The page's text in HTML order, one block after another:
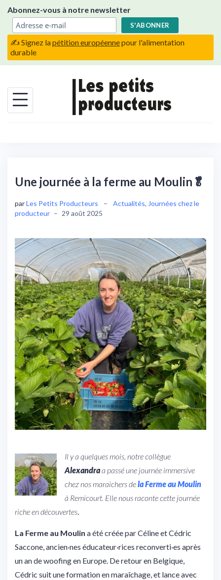
content
Abonnez-vous à notre newsletter
✍️ Signez lapétition européennepour l'alimentation
durable
Une journée à la ferme au Moulin🥬
parLes Petits Producteurs – Actualités, Journées chez le
producteur – 29 août 2025
Il y a quelques mois, notre collègue
Alexandraa passé une journée immersive
chez nos maraichers dela Ferme au Moulin
à Remicourt. Elle nous raconte cette journée
riche en découvertes.
La Ferme au Moulin a été créée par Céline et Cédric
Saccone, ancien·nes éducateur·rices reconverti·es après
un an de woofing en Europe. De retour en Belgique,
Cédric suit une formation en maraîchage, et lance avec